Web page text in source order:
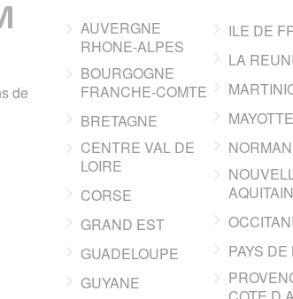
de
AUVERGNE
RHONE-ALPES
BOURGOGNE
FRANCHE-COMTE
BRETAGNE
CENTRE VAL DE
LOIRE
CORSE
GRAND EST
GUADELOUPE
GUYANE
ILE DE
LA
MAYOTTE
PAYS DE